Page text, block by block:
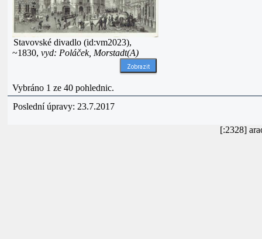
Stavovské divadlo (id:vm2023),
~1830, vyd: Poláček, Morstadt(A)
Zobrazit
Vybráno 1 ze 40 pohlednic.
Poslední úpravy: 23.7.2017
[:2328]